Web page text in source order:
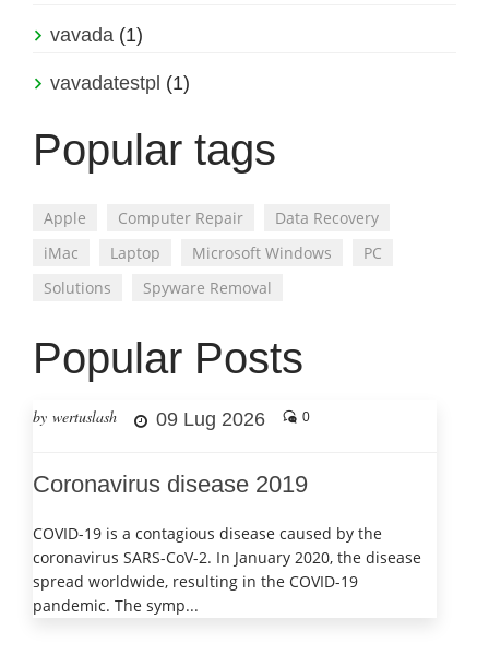
vavada (1)
vavadatestpl (1)
Popular tags
Apple Computer Repair
Data Recovery
iMac
Laptop Microsoft Windows
PC
Solutions
Spyware Removal
Popular Posts
by wertuslash 09 Lug 2026 0
Coronavirus disease 2019
COVID-19 is a contagious disease caused by the
coronavirus SARS-CoV-2. In January 2020, the disease
spread worldwide, resulting in the COVID-19
pandemic. The symp...